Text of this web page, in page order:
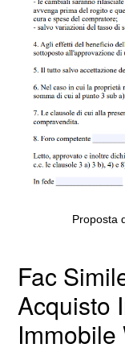
Proposta
Fac
Acquisto
Immobile